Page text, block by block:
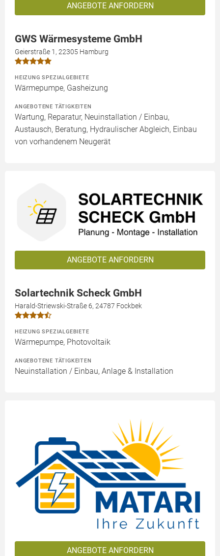
ANGEBOTE ANFORDERN
GWS Wärmesysteme GmbH
Geierstraße 1, 22305 Hamburg
HEIZUNG SPEZIALGEBIETE
Wärmepumpe, Gasheizung
ANGEBOTENE TÄTIGKEITEN
Wartung, Reparatur, Neuinstallation / Einbau,
Austausch, Beratung, Hydraulischer Abgleich, Einbau
von vorhandenem Neugerät
ANGEBOTE ANFORDERN
Solartechnik Scheck GmbH
Harald-Striewski-Straße 6, 24787 Fockbek
HEIZUNG SPEZIALGEBIETE
Wärmepumpe, Photovoltaik
ANGEBOTENE TÄTIGKEITEN
Neuinstallation / Einbau, Anlage & Installation
ANGEBOTE ANFORDERN